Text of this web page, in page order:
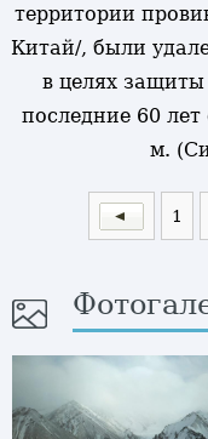
территории
Китай/, были
в целях защиты
последние 60
м.
1